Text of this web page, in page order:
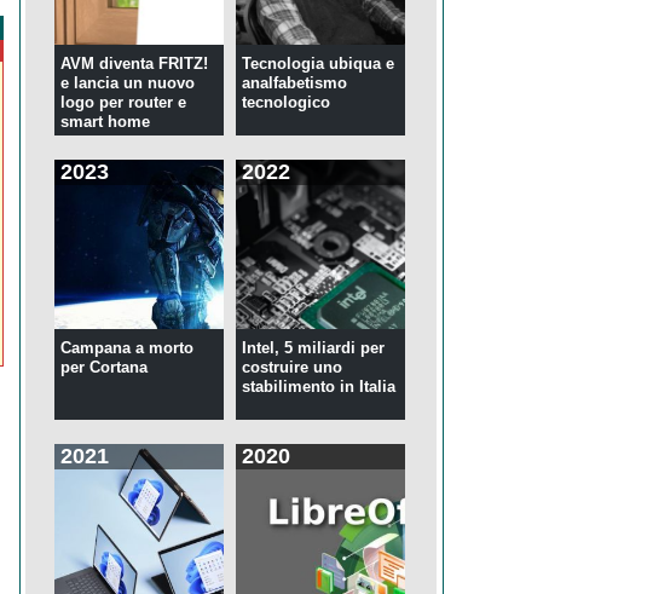
AVM diventa FRITZ!
e lancia un nuovo
logo per router e
smart home
Tecnologia ubiqua e
analfabetismo
tecnologico
2023
Campana a morto
per Cortana
2022
Intel, 5 miliardi per
costruire uno
stabilimento in Italia
2021 2020